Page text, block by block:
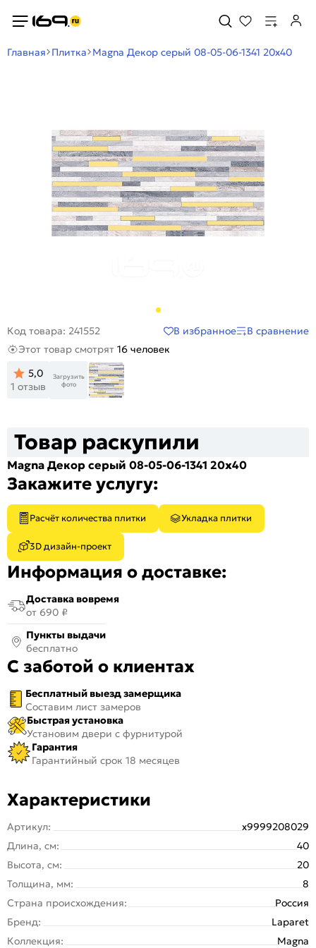
Главная Плитка Magna Декор серый 08-05-06-1341 20х40
Код товара: 241552 В избранное
В сравнение
Этот товар смотрят 16 человек
5,0
1 отзыв
Загрузить
фото
Товар раскупили
Magna Декор серый 08-05-06-1341 20х40
Закажите услугу:
Расчёт количества плитки Укладка плитки
3D дизайн-проект
Информация о доставке:
Доставка вовремя
от 690 ₽
Пункты выдачи
бесплатно
С заботой о клиентах
Бесплатный выезд замерщика
Составим лист замеров
Быстрая установка
Установим двери с фурнитурой
Гарантия
Гарантийный срок 18 месяцев
Характеристики
Артикул:
х9999208029
Длина, см:
40
Высота, см:
20
Толщина, мм:
8
Страна происхождения:
Россия
Бренд:
Laparet
Коллекция:
Magna